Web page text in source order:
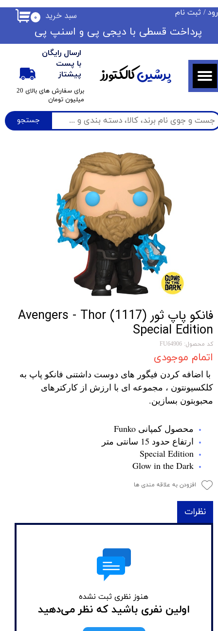
جستجو
ارسال رایگان
با پست
پیشتاز
​برای سفارش های بالای 20
میلیون تومان
۰ سبد خرید / ثبت نام
حساب کاربری من
تغییر گذر واژه
سفارشات
خروج از حساب کاربری
​​پرداخت قسطی با دیجی پی ​​​​​​​و اسنپ پی
پرشینکالکتورز
فانکو پاپ ثور Avengers - Thor (1117)
Special Edition
کد محصول: FU64906
اتمام موجودی
با اضافه کردن فیگور های دوست داشتنی فانکو پاپ به
کلکسیونتون ، مجموعه ای با ارزش از کارکترهای
محبوبتون بسازین.
محصول کمپانی Funko
ارتفاع حدود 15 سانتی متر
Special Edition
Glow in the Dark
افزودن به علاقه مندی ها
نظرات
هنوز نظری ثبت نشده
اولین نفری باشید که نظر می‌دهید